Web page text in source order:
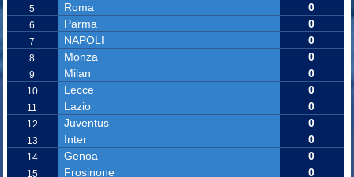
5 Roma 0
6 Parma 0
7 NAPOLI 0
8 Monza 0
9 Milan 0
10 Lecce 0
11 Lazio 0
12 Juventus 0
13 Inter 0
14 Genoa 0
15 Frosinone 0